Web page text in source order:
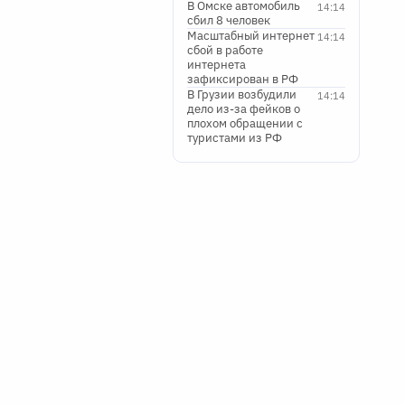
14:14
В Омске автомобиль
сбил 8 человек
14:14
Масштабный интернет
сбой в работе
интернета
зафиксирован в РФ
14:14
В Грузии возбудили
дело из-за фейков о
плохом обращении с
туристами из РФ